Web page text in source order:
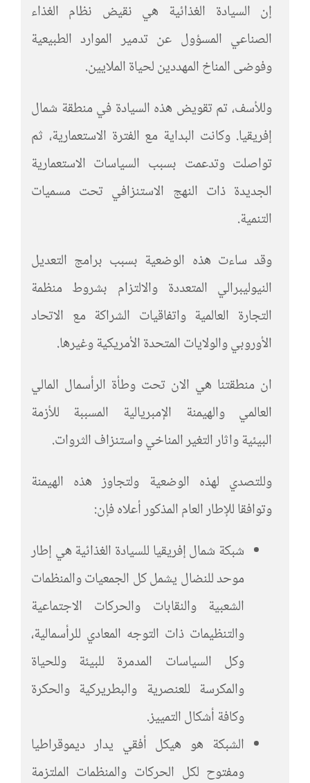
إن السيادة الغذائية هي نقيض نظام الغذاء
الصناعي المسؤول عن تدمير الموارد الطبيعية
وفوضى المناخ المهددين لحياة الملايين.
وللأسف، تم تقويض هذه السيادة في منطقة شمال
إفريقيا. وكانت البداية مع الفترة الاستعمارية، ثم
تواصلت وتدعمت بسبب السياسات الاستعمارية
الجديدة ذات النهج الاستنزافي تحت مسميات
التنمية.
وقد ساءت هذه الوضعية بسبب برامج التعديل
النيوليبرالي المتعددة والالتزام بشروط منظمة
التجارة العالمية واتفاقيات الشراكة مع الاتحاد
الأوروبي والولايات المتحدة الأمريكية وغيرها.
ان منطقتنا هي الان تحت وطأة الرأسمال المالي
العالمي والهيمنة الإمبريالية المسببة للأزمة
البيئية واثار التغير المناخي واستنزاف الثروات.
وللتصدي لهذه الوضعية ولتجاوز هذه الهيمنة
وتوافقا للإطار العام المذكور أعلاه فإن:
شبكة شمال إفريقيا للسيادة الغذائية هي إطار
موحد للنضال يشمل كل الجمعيات والمنظمات
الشعبية والنقابات والحركات الاجتماعية
والتنظيمات ذات التوجه المعادي للرأسمالية،
وكل السياسات المدمرة للبيئة وللحياة
والمكرسة للعنصرية والبطريركية والحكرة
وكافة أشكال التمييز.
الشبكة هو هيكل أفقي يدار ديموقراطيا
ومفتوح لكل الحركات والمنظمات الملتزمة